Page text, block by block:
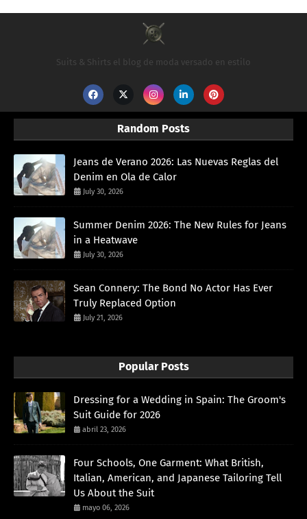
Suits & Shirts el blog de moda versado en estilo
Random Posts
Jeans de Verano 2026: Las Nuevas Reglas del
Denim en Ola de Calor
July 30, 2026
Summer Denim 2026: The New Rules for Jeans
in a Heatwave
July 30, 2026
Sean Connery: The Bond No Actor Has Ever
Truly Replaced Option
July 21, 2026
Popular Posts
Dressing for a Wedding in Spain: The Groom's
Suit Guide for 2026
abril 23, 2026
Four Schools, One Garment: What British,
Italian, American, and Japanese Tailoring Tell
Us About the Suit
mayo 06, 2026